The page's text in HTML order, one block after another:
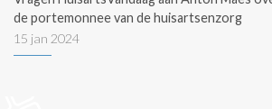
de portemonnee van de huisartsenzorg
15 jan 2024